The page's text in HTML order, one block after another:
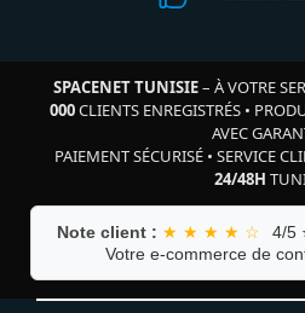
SPACENET TUNISIE– À VOTRE
000CLIENTS ENREGISTRÉS•
AVEC
PAIEMENT SÉCURISÉ • SERVICE
24/48H
Note client : ★ ★ ★ ★ ☆
4/5
Votre e-commerce de